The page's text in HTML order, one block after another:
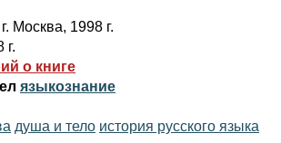
Москва, 1998 г.
г.
о книге
языкознание
душа и тело история русского языка